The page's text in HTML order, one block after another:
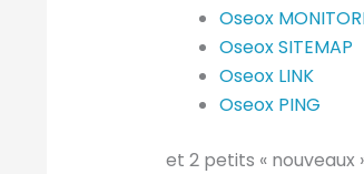
Oseox
Oseox SITEMAP
Oseox LINK
Oseox PING
et 2 petits « nouveaux